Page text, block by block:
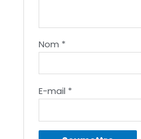
Nom *
E-mail *